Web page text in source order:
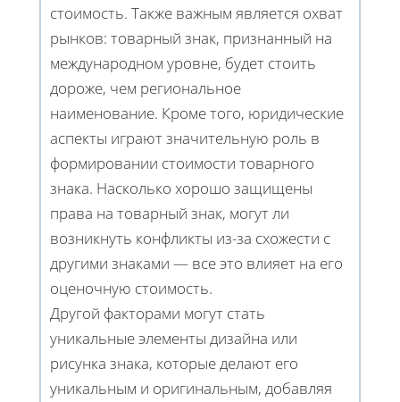
стоимость. Также важным является охват
рынков: товарный знак, признанный на
международном уровне, будет стоить
дороже, чем региональное
наименование. Кроме того, юридические
аспекты играют значительную роль в
формировании стоимости товарного
знака. Насколько хорошо защищены
права на товарный знак, могут ли
возникнуть конфликты из-за схожести с
другими знаками — все это влияет на его
оценочную стоимость.
Другой факторами могут стать
уникальные элементы дизайна или
рисунка знака, которые делают его
уникальным и оригинальным, добавляя